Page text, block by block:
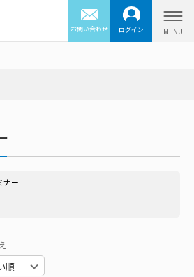
お問い合わせ ログイン
ナー